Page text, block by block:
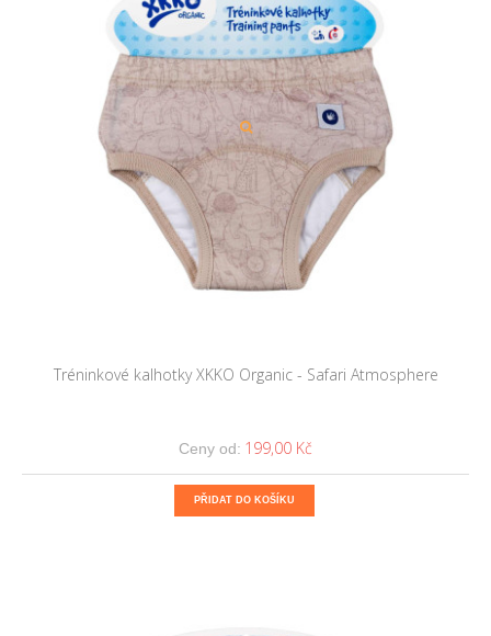
Tréninkové kalhotky XKKO Organic - Safari Atmosphere
Ceny od: 199,00 Kč
PŘIDAT DO KOŠÍKU